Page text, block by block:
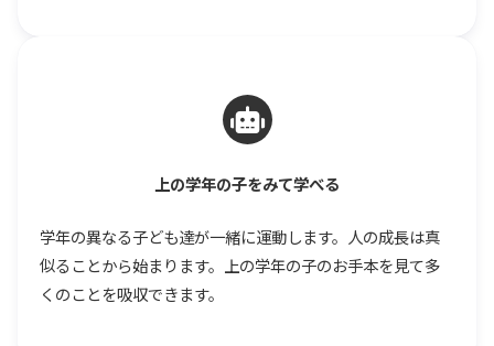
上の学年の子をみて学べる
学年の異なる子ども達が一緒に運動します。人の成長は真
似ることから始まります。上の学年の子のお手本を見て多
くのことを吸収できます。